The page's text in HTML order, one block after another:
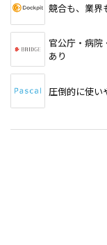
競合も、業界
官公庁・病院
あり
圧倒的に使い